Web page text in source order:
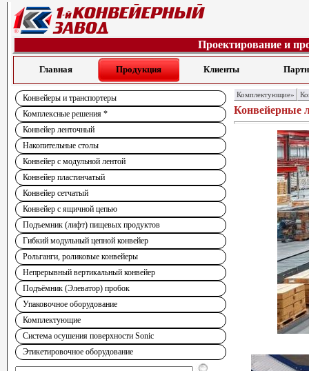
Проектирование и
Главная Продукция Клиенты
Конвейеры и транспортеры
Комплексные решения *
Конвейер ленточный
Накопительные столы
Конвейер с модульной лентой
Конвейер пластинчатый
Конвейер сетчатый
Конвейер с ящичной цепью
Подъемник (лифт) пищевых продуктов
Гибкий модульный цепной конвейер
Рольганги, роликовые конвейеры
Непрерывный вертикальный конвейер
Подъёмник (Элеватор) пробок
Упаковочное оборудование
Комплектующие
Система осушения поверхности Sonic
Этикетировочное оборудование
Комплектующие»
Конвейерные